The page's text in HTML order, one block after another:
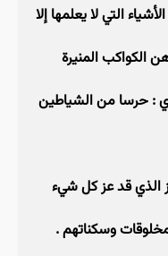
التي لا يعلمها إلا
الكواكب المنيرة
: حرسا من الشياطين
الذي قد عز كل شيء
وسكناتهم .